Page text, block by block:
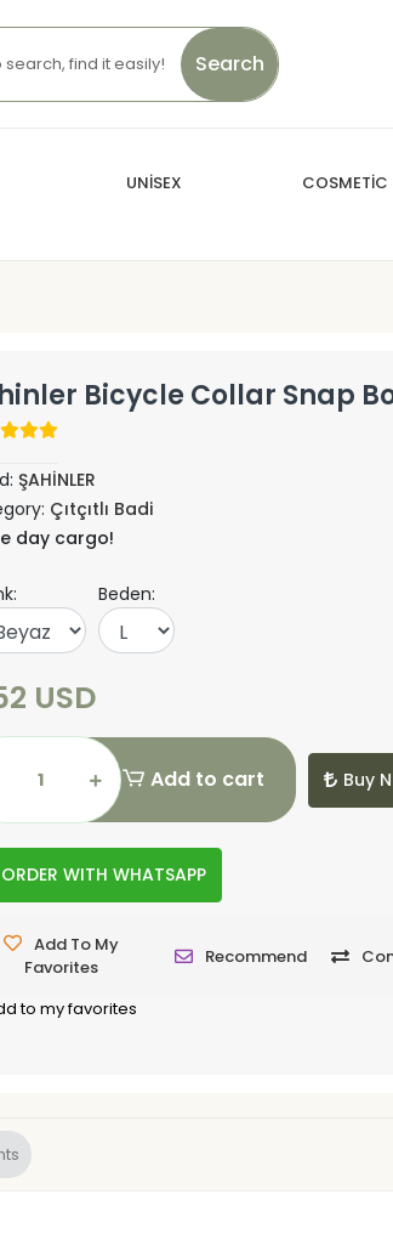
Search
UNİSEX COSMETİC
Bicycle Collar Snap
ŞAHİNLER
Çıtçıtlı Badi
day cargo!
Beden:
USD
Add to cart Buy
ORDER WITH WHATSAPP
Add To My
Favorites
Recommend
to my favorites